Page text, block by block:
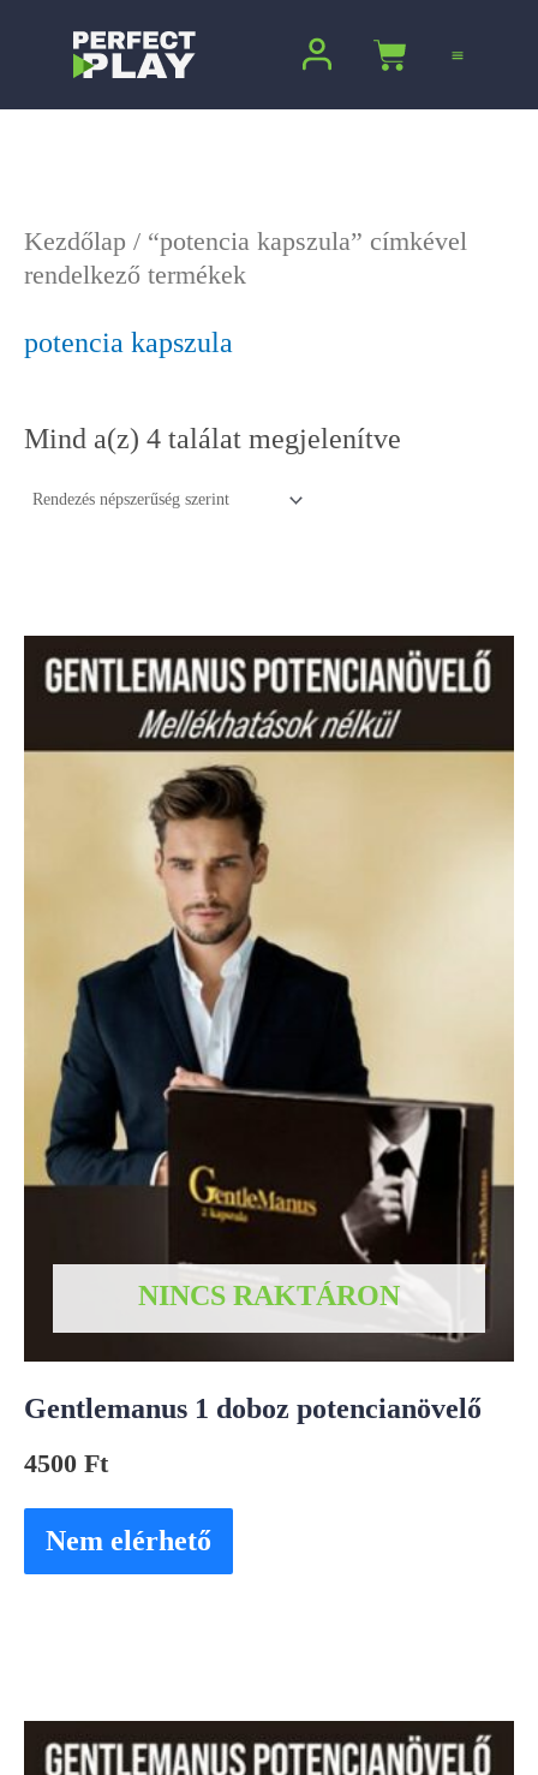
tartalomra
Kosár
Kezdőlap / “potencia kapszula” címkével
rendelkező termékek
potencia kapszula
Mind a(z) 4 találat megjelenítve
by
popularity
NINCS RAKTÁRON
Gentlemanus 1 doboz potencianövelő
4500 Ft
Nem elérhető